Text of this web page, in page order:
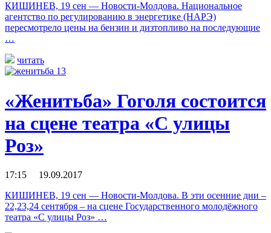
КИШИНЕВ, 19 сен — Новости-Молдова. Национальное
агентство по регулированию в энергетике (НАРЭ)
пересмотрело цены на бензин и дизтопливо на последующие
…
читать
«Женитьба» Гоголя состоится
на сцене театра «С улицы
Роз»
17:15 19.09.2017
КИШИНЕВ, 19 сен — Новости-Молдова. В эти осенние дни –
22,23,24 сентября – на сцене Государственного молодёжного
театра «С улицы Роз» …